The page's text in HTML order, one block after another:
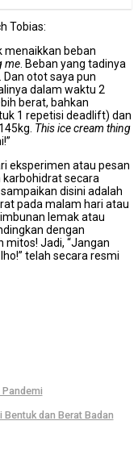
Tobias:
menaikkan beban
me . Beban yang tadinya
otot saya pun
dalam waktu 2
berat, bahkan
1 repetisi deadlift) dan
This ice cream thing
eksperimen atau pesan
secara
disini adalah
pada malam hari atau
lemak atau
dengan
mitos! Jadi, “Jangan
telah secara resmi
dan Berat Badan